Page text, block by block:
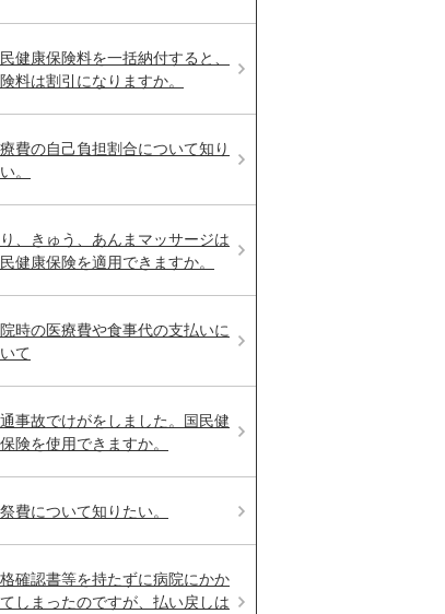
健康保険料を一括納付すると、
料は割引になりますか。
費の自己負担割合について知り
。
、きゅう、あんまマッサージは
健康保険を適用できますか。
時の医療費や食事代の支払いに
て
事故でけがをしました。国民健
険を使用できますか。
費について知りたい。
確認書等を持たずに病院にかか
しまったのですが、払い戻しは